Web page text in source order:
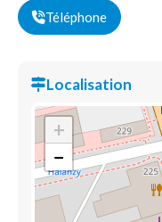
Téléphone
Localisation
+
−